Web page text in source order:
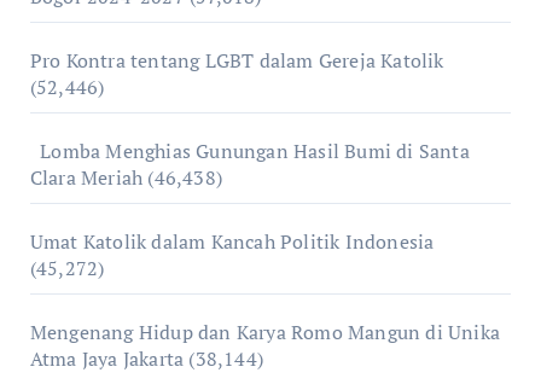
Pro Kontra tentang LGBT dalam Gereja Katolik
(52,446)
Lomba Menghias Gunungan Hasil Bumi di Santa
Clara Meriah (46,438)
Umat Katolik dalam Kancah Politik Indonesia
(45,272)
Mengenang Hidup dan Karya Romo Mangun di Unika
Atma Jaya Jakarta (38,144)